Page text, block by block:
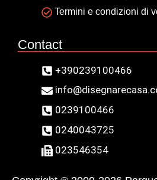
Termini e condizioni di
Contact
+390239100466
0239100466
0240043725
023546354